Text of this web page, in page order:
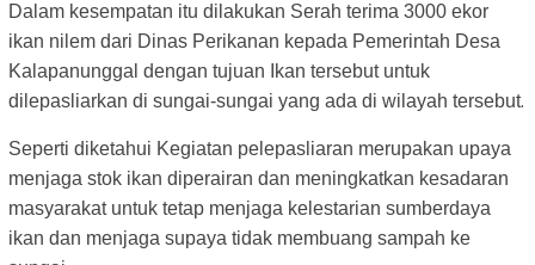
Dalam kesempatan itu dilakukan Serah terima 3000 ekor
ikan nilem dari Dinas Perikanan kepada Pemerintah Desa
Kalapanunggal dengan tujuan Ikan tersebut untuk
dilepasliarkan di sungai-sungai yang ada di wilayah tersebut.
Seperti diketahui Kegiatan pelepasliaran merupakan upaya
menjaga stok ikan diperairan dan meningkatkan kesadaran
masyarakat untuk tetap menjaga kelestarian sumberdaya
ikan dan menjaga supaya tidak membuang sampah ke